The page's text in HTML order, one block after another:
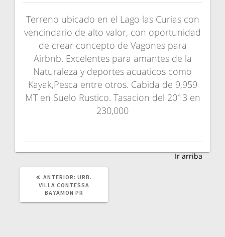
Terreno ubicado en el Lago las Curias con
vencindario de alto valor, con oportunidad
de crear concepto de Vagones para
Airbnb. Excelentes para amantes de la
Naturaleza y deportes acuaticos como
Kayak,Pesca entre otros. Cabida de 9,959
MT en Suelo Rustico. Tasacion del 2013 en
230,000
Ir arriba
ANTERIOR: POST
ANTERIOR:
URB.
VILLA CONTESSA
BAYAMON PR